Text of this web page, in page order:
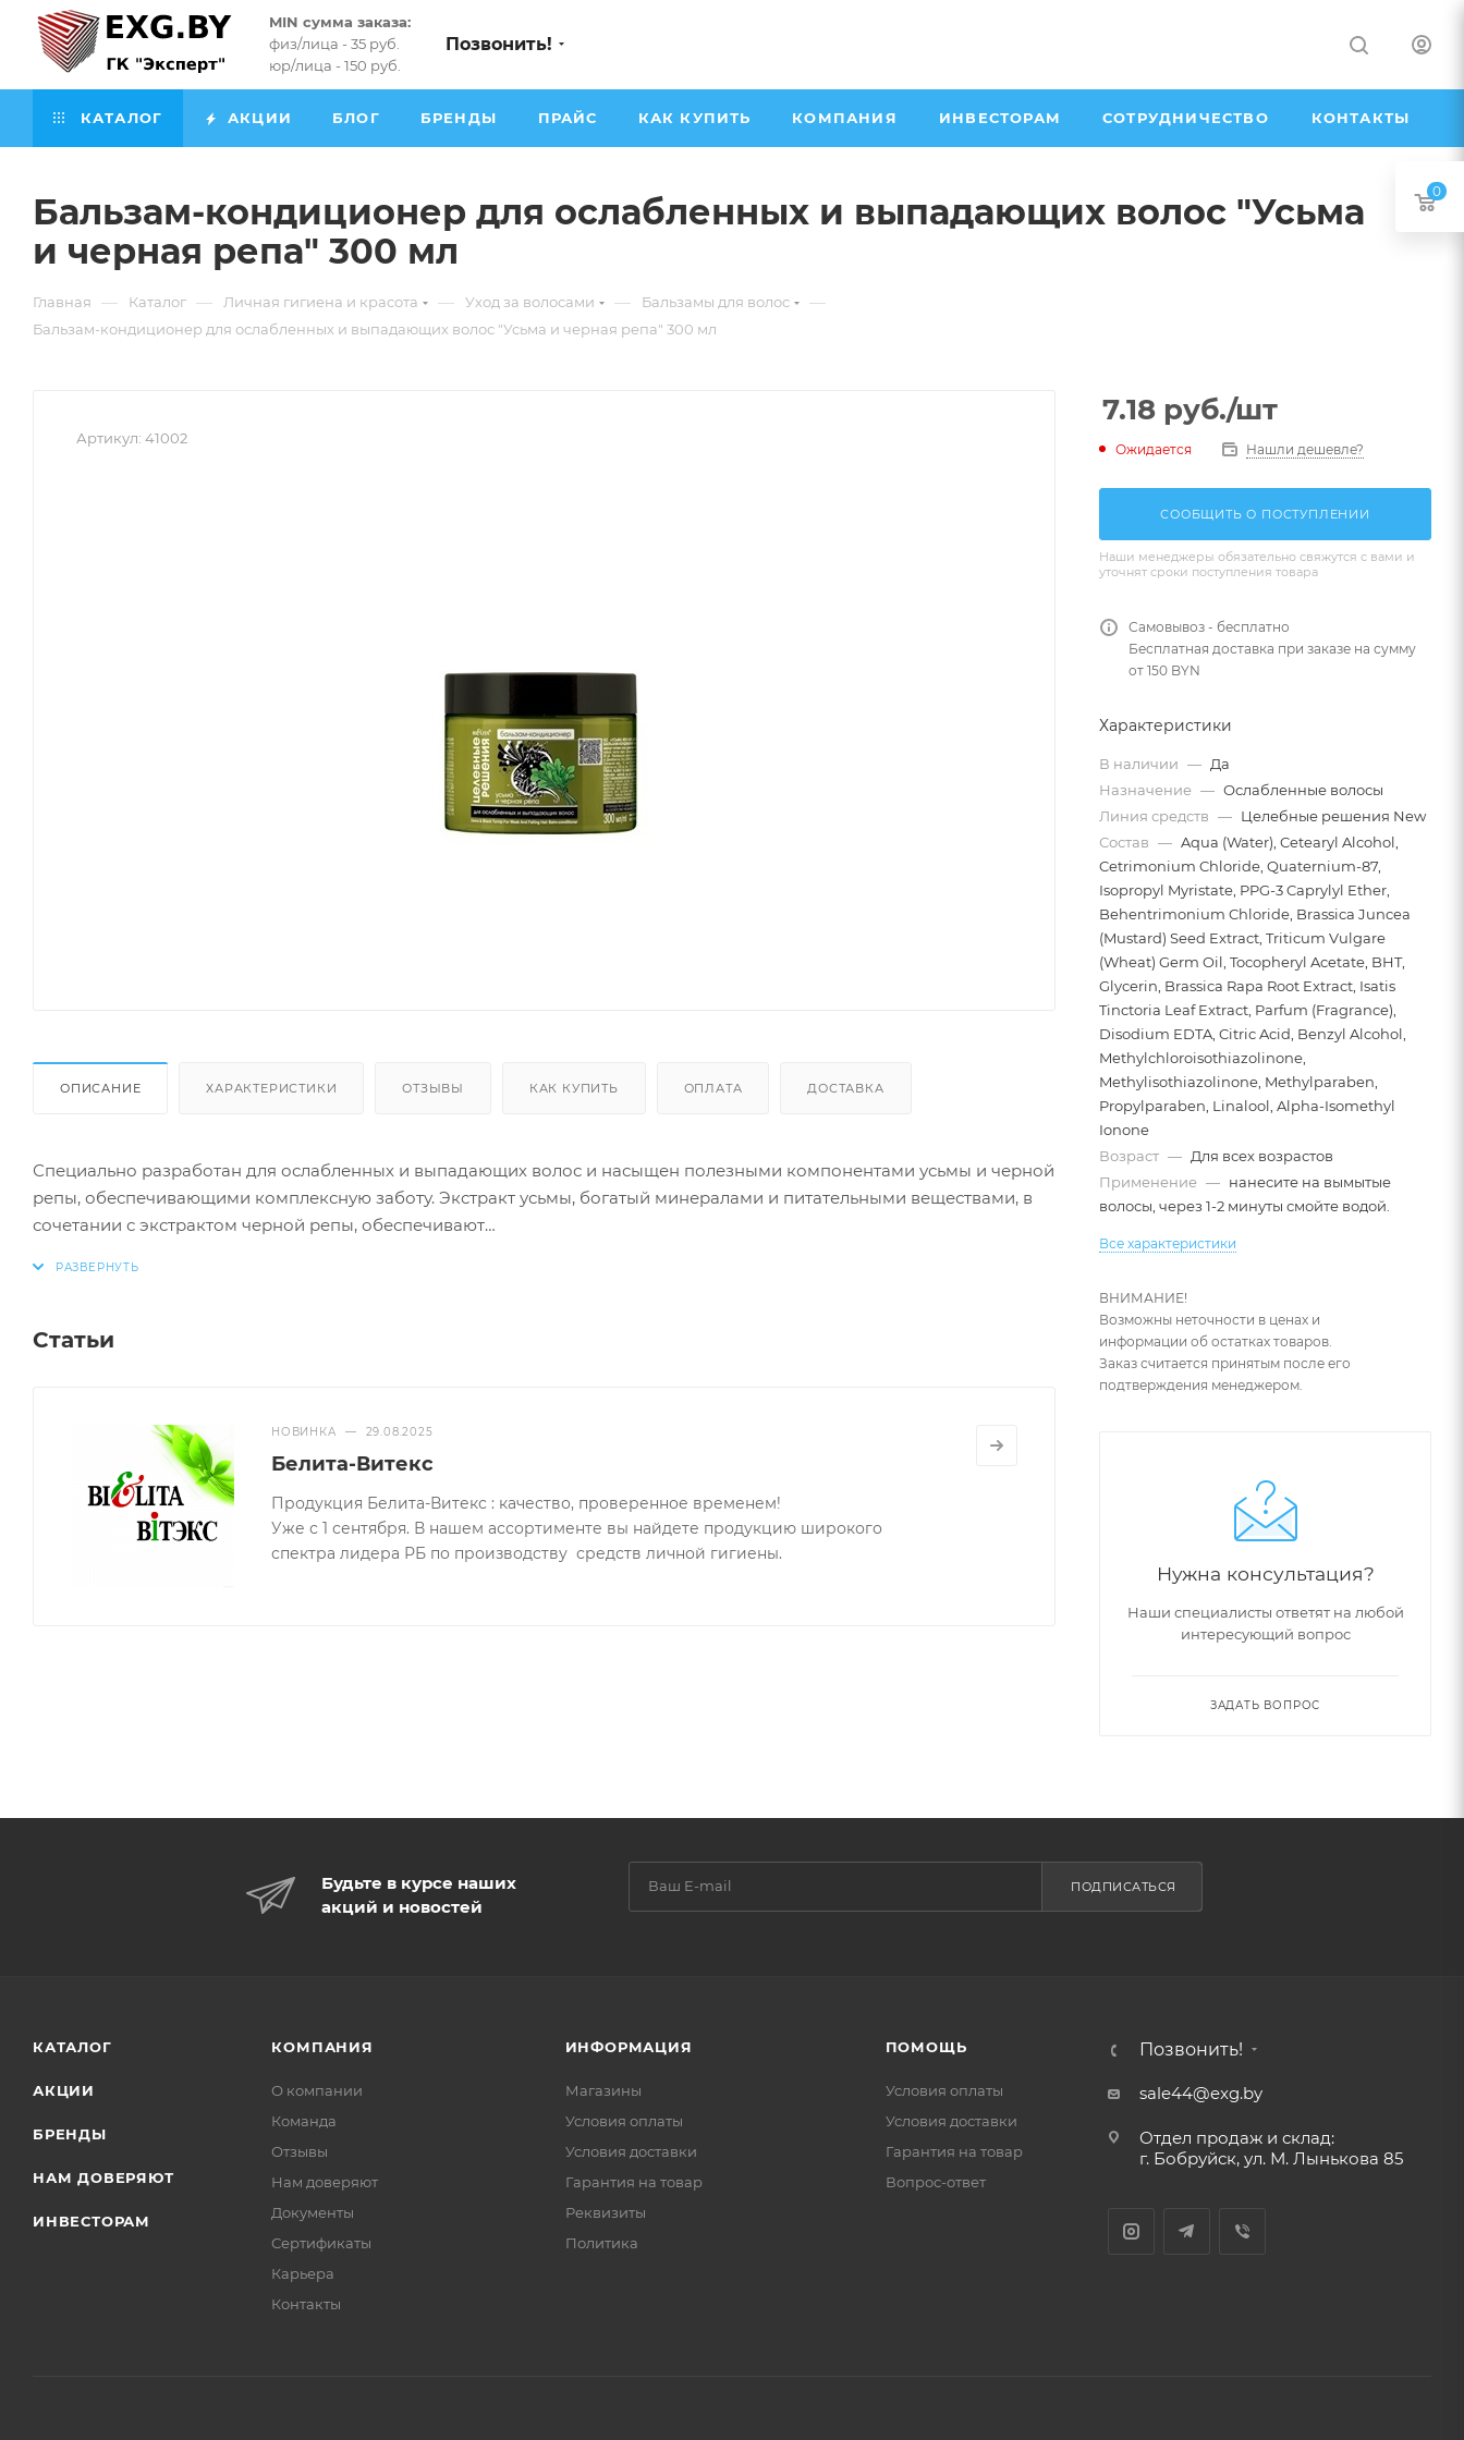
MIN сумма заказа:
физ/лица - 35 руб.
юр/лица - 150 руб.
Позвонить!
КАТАЛОГ АКЦИИ БЛОГ БРЕНДЫ ПРАЙС КАК КУПИТЬ КОМПАНИЯ ИНВЕСТОРАМ СОТРУДНИЧЕСТВО КОНТАКТЫ
Бальзам-кондиционер для ослабленных и выпадающих волос "Усьма
и черная репа" 300 мл
Главная — Каталог — Личная гигиена и красота — Уход за волосами — Бальзамы для волос —
Бальзам-кондиционер для ослабленных и выпадающих волос "Усьма и черная репа" 300 мл
Артикул: 41002
ОПИСАНИЕ ХАРАКТЕРИСТИКИ ОТЗЫВЫ КАК КУПИТЬ ОПЛАТА ДОСТАВКА
Специально разработан для ослабленных и выпадающих волос и насыщен полезными компонентами усьмы и черной
репы, обеспечивающими комплексную заботу. Экстракт усьмы, богатый минералами и питательными веществами, в
сочетании с экстрактом черной репы, обеспечивают
Статьи
НОВИНКА — 29.08.2025
Белита-Витекс
Продукция Белита-Витекс : качество, проверенное временем!
Уже с 1 сентября. В нашем ассортименте вы найдете продукцию широкого
спектра лидера РБ по производству средств личной гигиены.
7.18 руб./шт
Ожидается Нашли дешевле?
СООБЩИТЬ О ПОСТУПЛЕНИИ
Наши менеджеры обязательно свяжутся с вами и
уточнят сроки поступления товара
Самовывоз - бесплатно
Бесплатная доставка при заказе на сумму
от 150 BYN
Характеристики
В наличии — Да
Назначение — Ослабленные волосы
Линия средств — Целебные решения New
Состав — Aqua (Water), Cetearyl Alcohol,
Cetrimonium Chloride, Quaternium-87,
Isopropyl Myristate, PPG-3 Caprylyl Ether,
Behentrimonium Chloride, Brassica Juncea
(Mustard) Seed Extract, Triticum Vulgare
(Wheat) Germ Oil, Tocopheryl Acetate, BHT,
Glycerin, Brassica Rapa Root Extract, Isatis
Tinctoria Leaf Extract, Parfum (Fragrance),
Disodium EDTA, Citric Acid, Benzyl Alcohol,
Methylchloroisothiazolinone,
Methylisothiazolinone, Methylparaben,
Propylparaben, Linalool, Alpha-Isomethyl
Ionone
Возраст — Для всех возрастов
Применение — нанесите на вымытые
волосы, через 1-2 минуты смойте водой.
Все характеристики
ВНИМАНИЕ!
Возможны неточности в ценах и
информации об остатках товаров.
Заказ считается принятым после его
подтверждения менеджером.
Нужна консультация?
Наши специалисты ответят на любой
интересующий вопрос
ЗАДАТЬ ВОПРОС
Будьте в курсе наших
акций и новостей
ПОДПИСАТЬСЯ
КАТАЛОГ
АКЦИИ
БРЕНДЫ
НАМ ДОВЕРЯЮТ
ИНВЕСТОРАМ
КОМПАНИЯ
О компании
Команда
Отзывы
Нам доверяют
Документы
Сертификаты
Карьера
Контакты
ИНФОРМАЦИЯ
Магазины
Условия оплаты
Условия доставки
Гарантия на товар
Реквизиты
Политика
ПОМОЩЬ
Условия оплаты
Условия доставки
Гарантия на товар
Вопрос-ответ
Позвонить!
sale44@exg.by
Отдел продаж и склад:
г. Бобруйск, ул. М. Лынькова 85
0